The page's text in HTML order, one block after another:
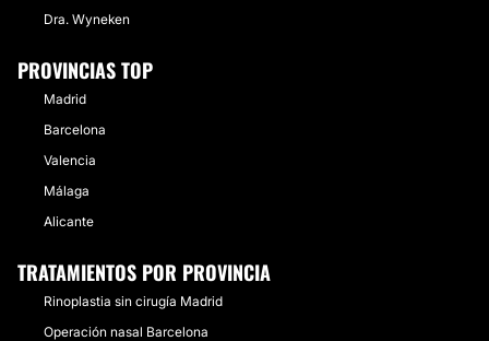
Dra. Wyneken
PROVINCIAS TOP
Madrid
Barcelona
Valencia
Málaga
Alicante
TRATAMIENTOS POR PROVINCIA
Rinoplastia sin cirugía Madrid
Operación nasal Barcelona